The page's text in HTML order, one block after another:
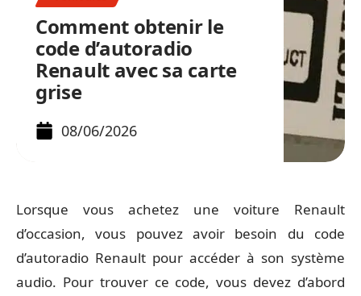
Comment obtenir le
code d’autoradio
Renault avec sa carte
grise
08/06/2026
Lorsque vous achetez une voiture Renault
d’occasion, vous pouvez avoir besoin du code
d’autoradio Renault pour accéder à son système
audio. Pour trouver ce code, vous devez d’abord